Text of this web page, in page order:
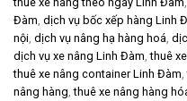
Đàm dịch vụ bốc xếp hàng Linh
nội dịch vụ nâng hạ hàng hoá
dịch vụ xe nâng Linh Đàm ,thuê
thuê xe nâng container Linh Đàm ,
nâng hàng ,thuê xe nâng hàng